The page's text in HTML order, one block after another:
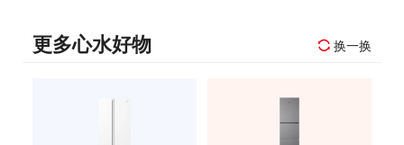
更多心水好物 换一换